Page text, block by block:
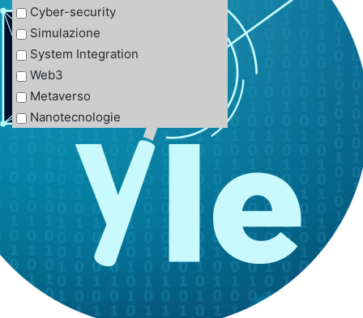
Cyber-security
Simulazione
System Integration
Web3
Metaverso
Nanotecnologie